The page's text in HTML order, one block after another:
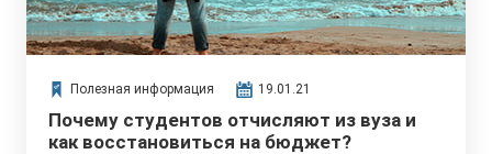
Полезная информация 19.01.21
Почему студентов отчисляют из вуза и
как восстановиться на бюджет?